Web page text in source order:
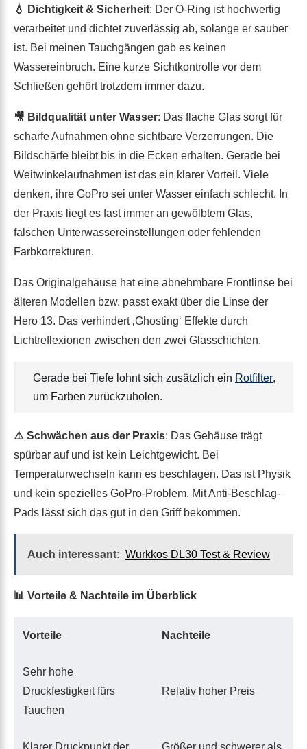
💧 Dichtigkeit & Sicherheit: Der O-Ring ist hochwertig
verarbeitet und dichtet zuverlässig ab, solange er sauber
ist. Bei meinen Tauchgängen gab es keinen
Wassereinbruch. Eine kurze Sichtkontrolle vor dem
Schließen gehört trotzdem immer dazu.
🎥 Bildqualität unter Wasser: Das flache Glas sorgt für
scharfe Aufnahmen ohne sichtbare Verzerrungen. Die
Bildschärfe bleibt bis in die Ecken erhalten. Gerade bei
Weitwinkelaufnahmen ist das ein klarer Vorteil. Viele
denken, ihre GoPro sei unter Wasser einfach schlecht. In
der Praxis liegt es fast immer an gewölbtem Glas,
falschen Unterwassereinstellungen oder fehlenden
Farbkorrekturen.
Das Originalgehäuse hat eine abnehmbare Frontlinse bei
älteren Modellen bzw. passt exakt über die Linse der
Hero 13. Das verhindert ‚Ghosting‘ Effekte durch
Lichtreflexionen zwischen den zwei Glasschichten.
Gerade bei Tiefe lohnt sich zusätzlich ein Rotfilter,
um Farben zurückzuholen.
⚠️ Schwächen aus der Praxis: Das Gehäuse trägt
spürbar auf und ist kein Leichtgewicht. Bei
Temperaturwechseln kann es beschlagen. Das ist Physik
und kein spezielles GoPro-Problem. Mit Anti-Beschlag-
Pads lässt sich das gut in den Griff bekommen.
Auch interessant: Wurkkos DL30 Test & Review
📊 Vorteile & Nachteile im Überblick
Vorteile Nachteile
Sehr hohe
Druckfestigkeit fürs
Tauchen
Relativ hoher Preis
Klarer Druckpunkt der Größer und schwerer als